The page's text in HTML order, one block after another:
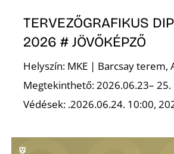
TERVEZŐGRAFIKUS
2026 # JÖVŐKÉPZŐ
Helyszín: MKE | Barcsay terem,
Megtekinthető: 2026.06.23– 25.
Védések: .2026.06.24. 10:00,